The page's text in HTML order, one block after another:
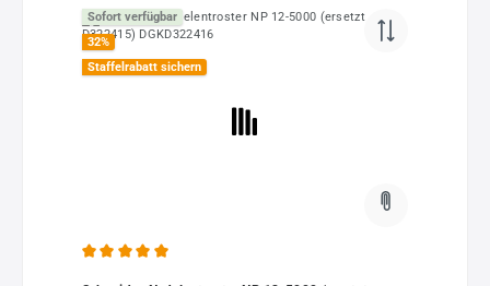
Sofort verfügbar
32%
Staffelrabatt sichern